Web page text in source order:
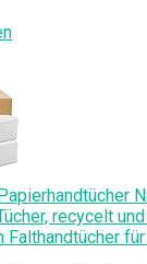
recycelt
Falthandtücher